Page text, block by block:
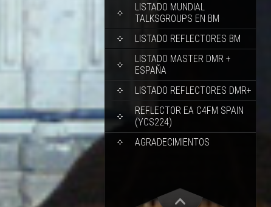
LISTADO MUNDIAL
TALKSGROUPS EN BM
LISTADO REFLECTORES BM
LISTADO MASTER DMR +
ESPAÑA
LISTADO REFLECTORES DMR+
REFLECTOR EA C4FM SPAIN
(YCS224)
AGRADECIMIENTOS